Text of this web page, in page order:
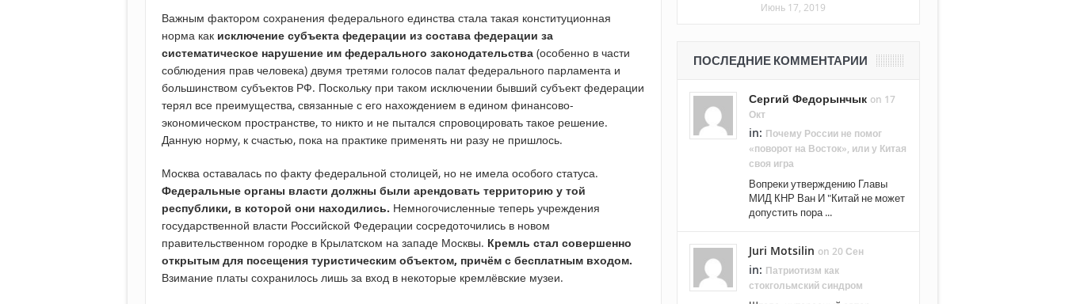
Важным фактором сохранения федерального единства стала такая конституционная
норма как исключение субъекта федерации из состава федерации за
систематическое нарушение им федерального законодательства (особенно в части
соблюдения прав человека) двумя третями голосов палат федерального парламента и
большинством субъектов РФ. Поскольку при таком исключении бывший субъект федерации
терял все преимущества, связанные с его нахождением в едином финансово-
экономическом пространстве, то никто и не пытался спровоцировать такое решение.
Данную норму, к счастью, пока на практике применять ни разу не пришлось.
Москва оставалась по факту федеральной столицей, но не имела особого статуса.
Федеральные органы власти должны были арендовать территорию у той
республики, в которой они находились. Немногочисленные теперь учреждения
государственной власти Российской Федерации сосредоточились в новом
правительственном городке в Крылатском на западе Москвы. Кремль стал совершенно
открытым для посещения туристическим объектом, причём с бесплатным входом.
Взимание платы сохранилось лишь за вход в некоторые кремлёвские музеи.
Июнь 17, 2019
ПОСЛЕДНИЕ КОММЕНТАРИИ
Сергий Федорынчык on 17
Окт
in: Почему России не помог
«поворот на Восток», или у Китая
своя игра
Вопреки утверждению Главы
МИД КНР Ван И "Китай не может
допустить пора ...
Juri Motsilin on 20 Сен
in: Патриотизм как
стокгольмский синдром